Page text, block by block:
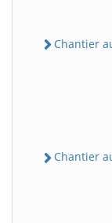
Chantier
Chantier